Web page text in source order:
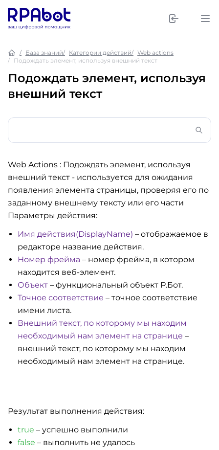
База знаний Категории действий
Web actions
Подождать элемент, используя внешний текст
Подождать элемент, используя
внешний текст
Web Actions : Подождать элемент, используя
внешний текст - используется для ожидания
появления элемента страницы, проверяя его по
заданному внешнему тексту или его части
Параметры действия:
Имя действия(DisplayName) – отображаемое в
редакторе название действия.
Номер фрейма – номер фрейма, в котором
находится веб-элемент.
Объект – функциональный объект Р.Бот.
Точное соответствие – точное соответствие
имени листа.
Внешний текст, по которому мы находим
необходимый нам элемент на странице –
внешний текст, по которому мы находим
необходимый нам элемент на странице.
Результат выполнения действия:
true – успешно выполнили
false – выполнить не удалось